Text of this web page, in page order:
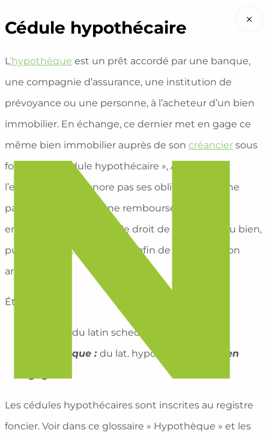
Cédule hypothécaire
L‘hypothèque est un prêt accordé par une banque,
une compagnie d’assurance, une institution de
prévoyance ou une personne, à l’acheteur d’un bien
immobilier. En échange, ce dernier met en gage ce
même bien immobilier auprès de son créancier sous
forme de « Cédule hypothécaire », Ainsi si le
l’emprunteur n’honore pas ses obligations (s’il ne
paye pas les intérêts, ne rembourse pas son
emprunt), le créancier a le droit de s’emparer du bien,
puis de le mettre en vente, afin de récupérer son
argent.
Étymologie :
du latin scheda,
Hypothèque : du lat. hypotheca,
mettre en
Les cédules hypothécaires sont inscrites au registre
foncier. Voir dans ce glossaire » Hypothèque » et les
×